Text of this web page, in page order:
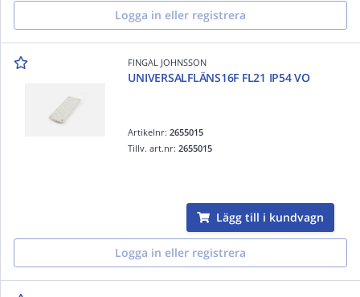
Logga in eller registrera
FINGAL JOHNSSON
UNIVERSALFLÄNS16F FL21 IP54 VO
Artikelnr:2655015
Tillv. art.nr:2655015
Lägg till i kundvagn
Logga in eller registrera